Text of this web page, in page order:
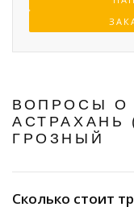
ВОПРОСЫ О
ГРОЗНЫЙ
Сколько стоит